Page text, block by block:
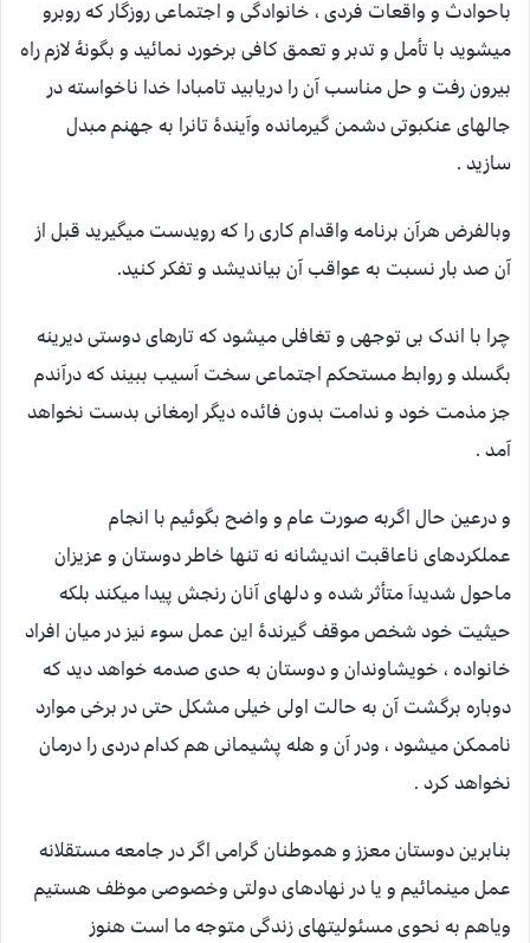
باحوادث و واقعات فردی ، خانوادگی و اجتماعی روزگار که روبرو
میشوید با تأمل و تدبر و تعمق کافی برخورد نمائید و بگونۀ لازم راه
بیرون رفت و حل مناسب آن را دریابید تامبادا خدا ناخواسته در
جالهای عنکبوتی دشمن گیرمانده وآیندۀ تانرا به جهنم مبدل
سازید .
وبالفرض هرآن برنامه واقدام کاری را که رویدست میگیرید قبل از
آن صد بار نسبت به عواقب آن بیاندیشد و تفکر کنید.
چرا با اندک بی توجهی و تغافلی میشود که تارهای دوستی دیرینه
بگسلد و روابط مستحکم اجتماعی سخت آسیب ببیند که درآندم
جز مذمت خود و ندامت بدون فائده دیگر ارمغانی بدست نخواهد
آمد .
و درعین حال اگربه صورت عام و واضح بگوئیم با انجام
عملکردهای ناعاقبت اندیشانه نه تنها خاطر دوستان و عزیزان
ماحول شدیداَ متأثر شده و دلهای آنان رنجش پیدا میکند بلکه
حیثیت خود شخص موقف گیرندۀ این عمل سوء نیز در میان افراد
خانواده ، خویشاوندان و دوستان به حدی صدمه خواهد دید که
دوباره برگشت آن به حالت اولی خیلی مشکل حتی در برخی موارد
ناممکن میشود ، ودر آن و هله پشیمانی هم کدام دردی را درمان
نخواهد کرد .
بنابرین دوستان معزز و هموطنان گرامی اگر در جامعه مستقلانه
عمل مینمائیم و یا در نهادهای دولتی وخصوصی موظف هستیم
ویاهم به نحوی مسئولیتهای زندگی متوجه ما است هنوز